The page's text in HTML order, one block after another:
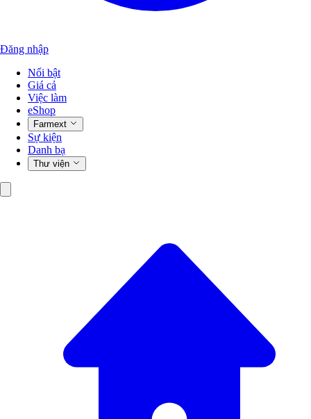
Đăng nhập
Nổi bật
Giá cả
Việc làm
eShop
Farmext
Sự kiện
Danh bạ
Thư viện